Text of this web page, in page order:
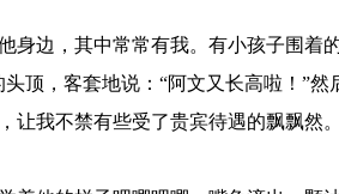
身边，其中常常有我。有小孩子围着
顶，客套地说：“阿文又长高啦！”
让我不禁有些受了贵宾待遇的飘飘然。